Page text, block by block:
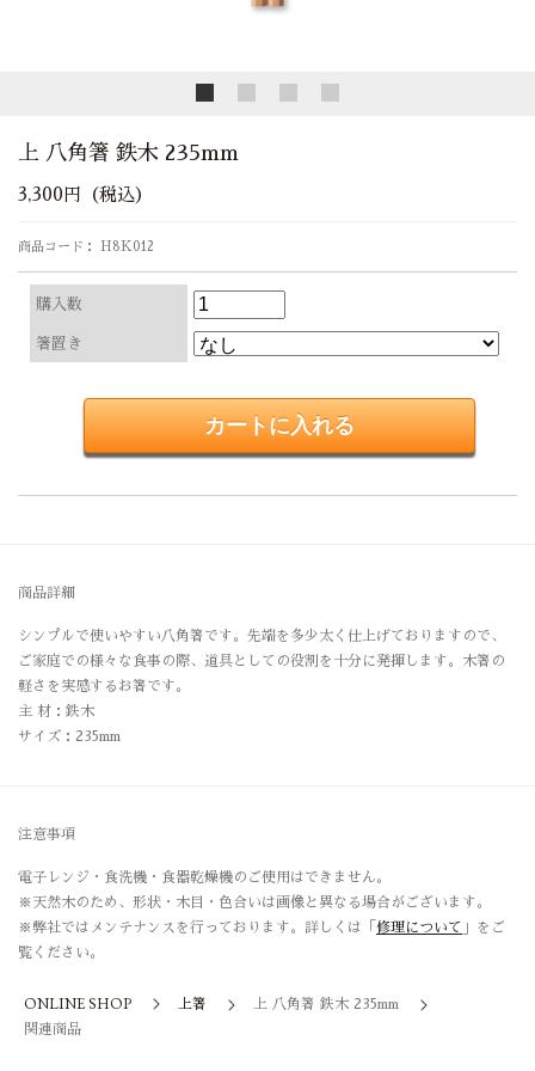
上 八角箸 鉄木 235mm
3,300円（税込）
商品コード： H8K012
購入数
箸置き
商品詳細
シンプルで使いやすい八角箸です。先端を多少太く仕上げておりますので、
ご家庭での様々な食事の際、道具としての役割を十分に発揮します。木箸の
軽さを実感するお箸です。
主 材：鉄木
サイズ：235mm
注意事項
電子レンジ・食洗機・食器乾燥機のご使用はできません。
※天然木のため、形状・木目・色合いは画像と異なる場合がございます。
※弊社ではメンテナンスを行っております。詳しくは「 修理について 」をご
覧ください。
ONLINE SHOP 上箸
上 八角箸 鉄木 235mm
関連商品